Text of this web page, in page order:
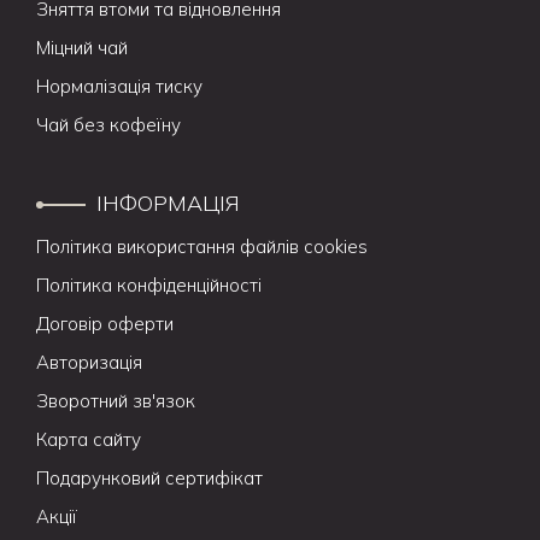
Зняття втоми та відновлення
Міцний чай
Нормалізація тиску
Чай без кофеїну
ІНФОРМАЦІЯ
Політика використання файлів cookies
Політика конфіденційності
Договір оферти
Авторизація
Зворотний зв'язок
Карта сайту
Подарунковий сертифікат
Акції